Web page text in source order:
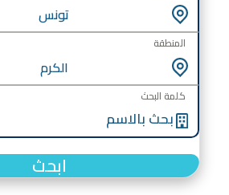
تونس
المنطقة
الكرم
كلمة البحث
ابحث